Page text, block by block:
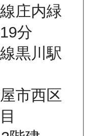
庄内緑
分
黒川駅
市西区